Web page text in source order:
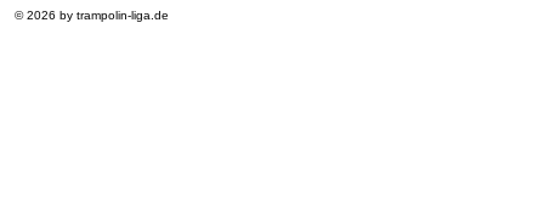
© 2026 by trampolin-liga.de